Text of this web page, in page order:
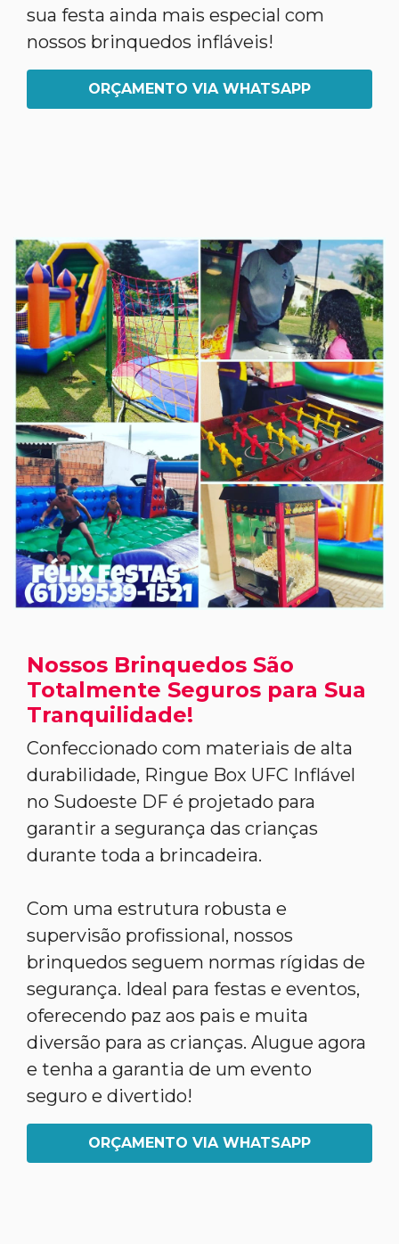
sua festa ainda mais especial com
nossos brinquedos infláveis!
ORÇAMENTO VIA WHATSAPP
Nossos Brinquedos São
Totalmente Seguros para Sua
Tranquilidade!
Confeccionado com materiais de alta
durabilidade, Ringue Box UFC Inflável
no Sudoeste DF é projetado para
garantir a segurança das crianças
durante toda a brincadeira.
Com uma estrutura robusta e
supervisão profissional, nossos
brinquedos seguem normas rígidas de
segurança. Ideal para festas e eventos,
oferecendo paz aos pais e muita
diversão para as crianças. Alugue agora
e tenha a garantia de um evento
seguro e divertido!
ORÇAMENTO VIA WHATSAPP